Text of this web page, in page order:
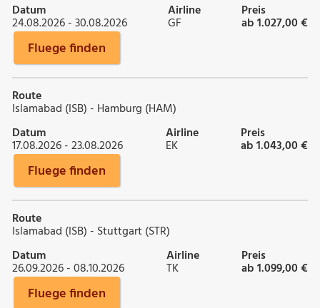
Datum
24.08.2026 - 30.08.2026
Airline
GF
Preis
ab 1.027,00 €
Fluege finden
Route
Islamabad (ISB) - Hamburg (HAM)
Datum
17.08.2026 - 23.08.2026
Airline
EK
Preis
ab 1.043,00 €
Fluege finden
Route
Islamabad (ISB) - Stuttgart (STR)
Datum
26.09.2026 - 08.10.2026
Airline
TK
Preis
ab 1.099,00 €
Fluege finden